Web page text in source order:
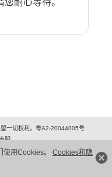
使用Cookies。 Cookies和隐
一切权利。粤A2-20044005号
明